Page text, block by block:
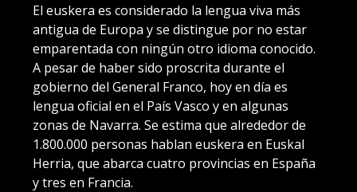
El euskera es considerado la lengua viva más
antigua de Europa y se distingue por no estar
emparentada con ningún otro idioma conocido.
A pesar de haber sido proscrita durante el
gobierno del General Franco, hoy en día es
lengua oficial en el País Vasco y en algunas
zonas de Navarra. Se estima que alrededor de
1.800.000 personas hablan euskera en Euskal
Herria, que abarca cuatro provincias en España
y tres en Francia.